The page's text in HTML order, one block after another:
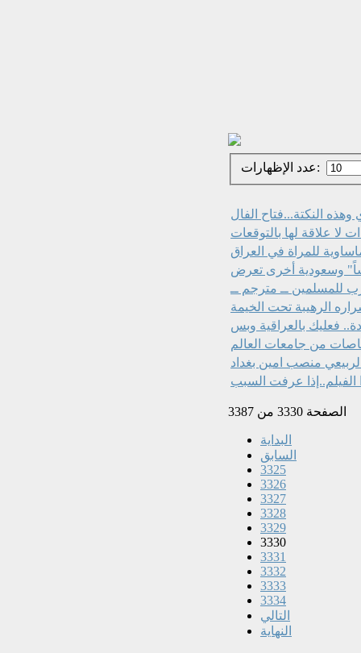
عدد الإظهارات:
لا علاقة لها بالتوقعات
للمراة في العراق
وسعودية أخرى تعرض
للمسلمين ــ مترجم ــ
الرهيبة تحت الخيمة
منصب امين بغداد
الصفحة 3330 من 3387
البداية
السابق
3325
3326
3327
3328
3329
3330
3331
3332
3333
3334
التالي
النهاية